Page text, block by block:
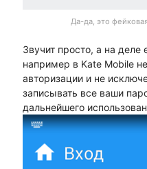
Да-да, это
Звучит просто, а на деле
например в Kate Mobile
авторизации и не
записывать все ваши
дальнейшего